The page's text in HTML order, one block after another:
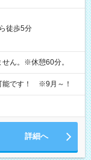
徒歩5分
ん。※休憩60分。
能です！ ※9月～！
詳細へ